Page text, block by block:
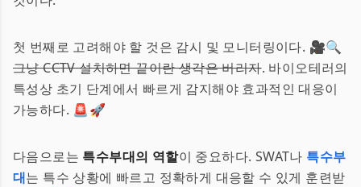
첫 번째로 고려해야 할 것은 감시 및 모니터링이다. 🎥🔍
그냥 CCTV 설치하면 끝이란 생각은 버리자. 바이오테러의
특성상 초기 단계에서 빠르게 감지해야 효과적인 대응이
가능하다. 🚨🚀
다음으로는 특수부대의 역할이 중요하다. SWAT나 특수부
대는 특수 상황에 빠르고 정확하게 대응할 수 있게 훈련받